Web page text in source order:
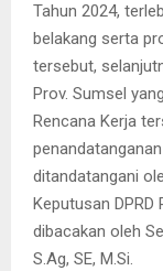
Tahun 2024,
belakang serta
tersebut,
Prov. Sumsel
Rencana Kerja
ditandatangani
Keputusan DPRD
dibacakan oleh
S.Ag, SE, M.Si.